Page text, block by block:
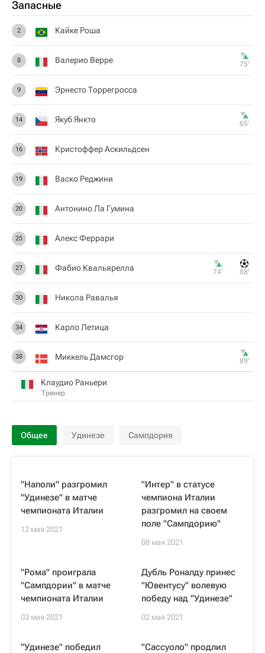
Запасные
2 Кайке Роша
8 Валерио Верре 75‎’‎
9 Эрнесто Торрегросса
14 Якуб Янкто 65‎’‎
16 Кристоффер Аскильдсен
19 Васко Реджини
20 Антонино Ла Гумина
25 Алекс Феррари
27 Фабио Квальярелла 74‎’‎ 88‎’‎
30 Никола Равалья
34 Карло Летица
38 Миккель Дамсгор 89‎’‎
Клаудио Раньери
Тренер
Общее Удинезе Сампдория
"Наполи" разгромил
"Удинезе" в матче
чемпионата Италии
12 мая 2021
"Интер" в статусе
чемпиона Италии
разгромил на своем
поле "Сампдорию"
08 мая 2021
"Рома" проиграла
"Сампдории" в матче
чемпионата Италии
03 мая 2021
Дубль Роналду принес
"Ювентусу" волевую
победу над "Удинезе"
02 мая 2021
"Удинезе" победил
"Сассуоло" продлил